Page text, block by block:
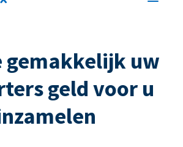
gemakkelijk uw
geld voor u